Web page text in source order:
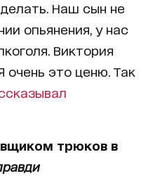
Наш сын не
опьянения, у нас
Виктория
это ценю. Так
трюков в